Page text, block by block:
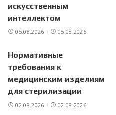
искусственным
интеллектом
05.08.2026 05.08.2026
Нормативные
требования к
медицинским изделиям
для стерилизации
02.08.2026 02.08.2026